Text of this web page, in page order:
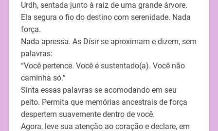
Urdh, sentada junto à raiz de uma grande árvore.
Ela segura o fio do destino com serenidade. Nada
força.
Nada apressa. As Dísir se aproximam e dizem, sem
palavras:
“Você pertence. Você é sustentado(a). Você não
caminha só.”
Sinta essas palavras se acomodando em seu
peito. Permita que memórias ancestrais de força
despertem suavemente dentro de você.
Agora, leve sua atenção ao coração e declare, em